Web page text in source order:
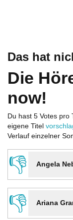
Das hat
Die
now!
Du hast 5 Votes pro
eigene Titel
Verlauf einzelner
👎 Angela
👎
Ariana